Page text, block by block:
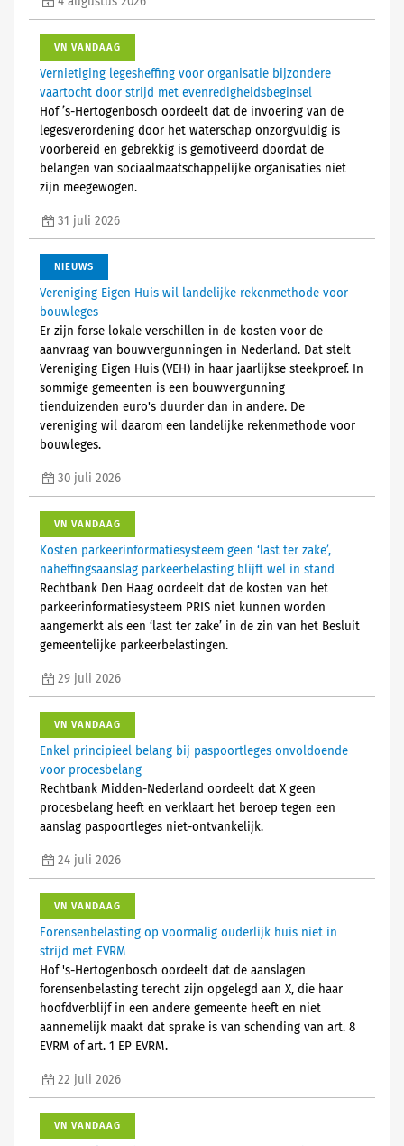
VN VANDAAG
Vernietiging legesheffing voor organisatie bijzondere
vaartocht door strijd met evenredigheidsbeginsel
Hof ’s-Hertogenbosch oordeelt dat de invoering van de
legesverordening door het waterschap onzorgvuldig is
voorbereid en gebrekkig is gemotiveerd doordat de
belangen van sociaalmaatschappelijke organisaties niet
zijn meegewogen.
31 juli 2026
NIEUWS
Vereniging Eigen Huis wil landelijke rekenmethode voor
bouwleges
Er zijn forse lokale verschillen in de kosten voor de
aanvraag van bouwvergunningen in Nederland. Dat stelt
Vereniging Eigen Huis (VEH) in haar jaarlijkse steekproef. In
sommige gemeenten is een bouwvergunning
tienduizenden euro's duurder dan in andere. De
vereniging wil daarom een landelijke rekenmethode voor
bouwleges.
30 juli 2026
VN VANDAAG
Kosten parkeerinformatiesysteem geen ‘last ter zake’,
naheffingsaanslag parkeerbelasting blijft wel in stand
Rechtbank Den Haag oordeelt dat de kosten van het
parkeerinformatiesysteem PRIS niet kunnen worden
aangemerkt als een ‘last ter zake’ in de zin van het Besluit
gemeentelijke parkeerbelastingen.
29 juli 2026
VN VANDAAG
Enkel principieel belang bij paspoortleges onvoldoende
voor procesbelang
Rechtbank Midden-Nederland oordeelt dat X geen
procesbelang heeft en verklaart het beroep tegen een
aanslag paspoortleges niet-ontvankelijk.
24 juli 2026
VN VANDAAG
Forensenbelasting op voormalig ouderlijk huis niet in
strijd met EVRM
Hof 's-Hertogenbosch oordeelt dat de aanslagen
forensenbelasting terecht zijn opgelegd aan X, die haar
hoofdverblijf in een andere gemeente heeft en niet
aannemelijk maakt dat sprake is van schending van art. 8
EVRM of art. 1 EP EVRM.
22 juli 2026
VN VANDAAG